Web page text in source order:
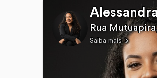
Rua
Saiba mais